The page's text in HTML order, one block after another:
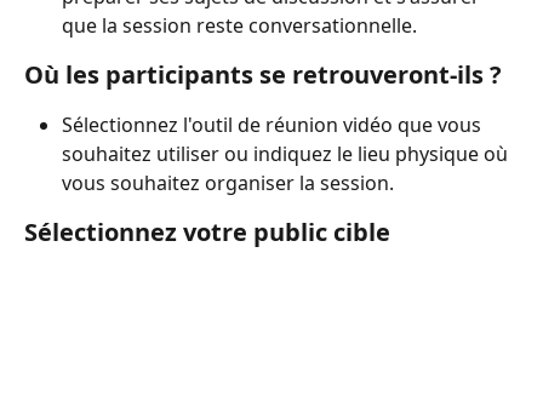
que la session reste conversationnelle.
Où les participants se retrouveront-ils ?
Sélectionnez l'outil de réunion vidéo que vous
souhaitez utiliser ou indiquez le lieu physique où
vous souhaitez organiser la session.
Sélectionnez votre public cible